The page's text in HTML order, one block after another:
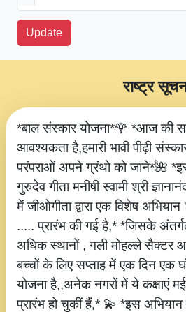
Update
*बाल संस्कार योजना*🌹 *आज की
आवश्यकता है,हमारी भावी पीढ़ी
परंपराओं अपने ग्रंथो को जाने*🌺
गुरुदेव गीता मनीषी स्वामी श्री
में जीओगीता द्वारा एक विशेष
..... प्रारंभ की गई है,* *जिसके
अधिक स्थानों , गली मोहल्ले सैक्टर
बच्चों के लिए सप्ताह में एक दिन एक
योजना है,,अनेक नगरों में ये कक्षाएं
प्रारंभ हो चुकीं हैं,* 💫 *इस अभियान
राष्ट्र